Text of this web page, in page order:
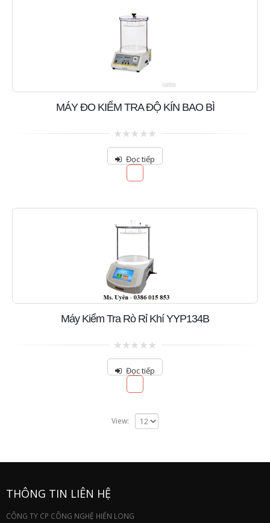
MÁY ĐO KIỂM TRA ĐỘ KÍN BAO BÌ
0
of
Đọc tiếp
Máy Kiểm Tra Rò Rỉ Khí YYP134B
0
of
Đọc tiếp
View:
THÔNG TIN LIÊN HỆ
CÔNG TY CP CÔNG NGHỆ HIỂN LONG